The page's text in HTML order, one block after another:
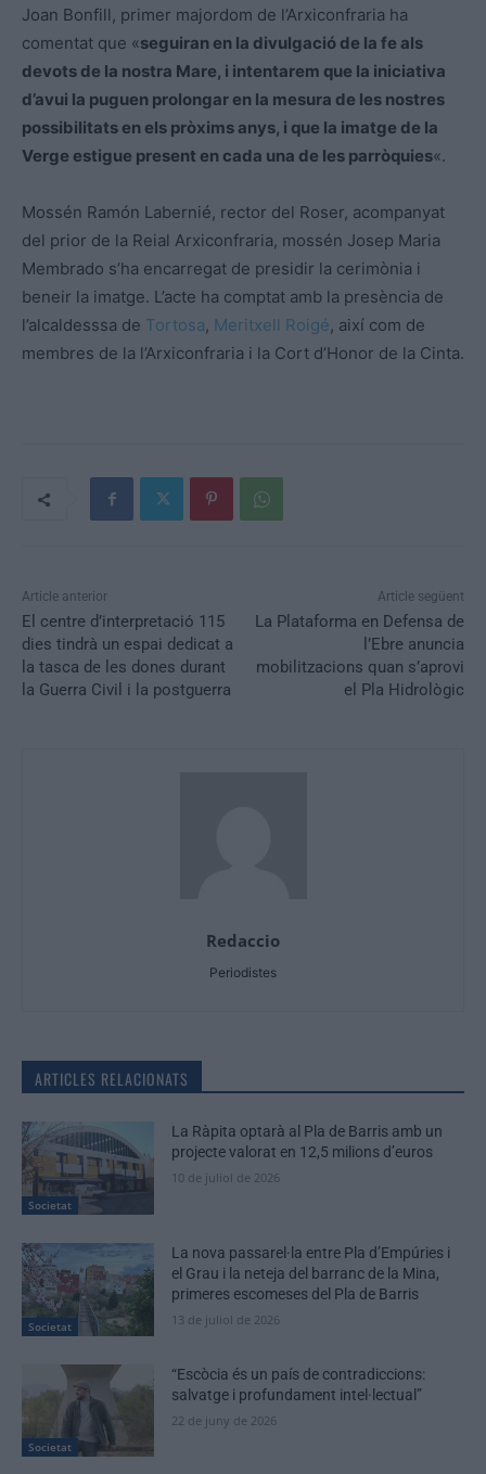
Joan Bonfill, primer majordom de l’Arxiconfraria ha
comentat que «seguiran en la divulgació de la fe als
devots de la nostra Mare, i intentarem que la iniciativa
d’avui la puguen prolongar en la mesura de les nostres
possibilitats en els pròxims anys, i que la imatge de la
Verge estigue present en cada una de les parròquies«.
Mossén Ramón Labernié, rector del Roser, acompanyat
del prior de la Reial Arxiconfraria, mossén Josep Maria
Membrado s’ha encarregat de presidir la cerimònia i
beneir la imatge. L’acte ha comptat amb la presència de
l’alcaldesssa de Tortosa, Meritxell Roigé, així com de
membres de la l’Arxiconfraria i la Cort d’Honor de la Cinta.
Article anterior
El centre d’interpretació 115
dies tindrà un espai dedicat a
la tasca de les dones durant
la Guerra Civil i la postguerra
Article següent
La Plataforma en Defensa de
l’Ebre anuncia
mobilitzacions quan s’aprovi
el Pla Hidrològic
Redaccio
Periodistes
ARTICLES RELACIONATS
Societat
La Ràpita optarà al Pla de Barris amb un
projecte valorat en 12,5 milions d’euros
10 de juliol de 2026
Societat
La nova passarel·la entre Pla d’Empúries i
el Grau i la neteja del barranc de la Mina,
primeres escomeses del Pla de Barris
13 de juliol de 2026
Societat
“Escòcia és un país de contradiccions:
salvatge i profundament intel·lectual”
22 de juny de 2026